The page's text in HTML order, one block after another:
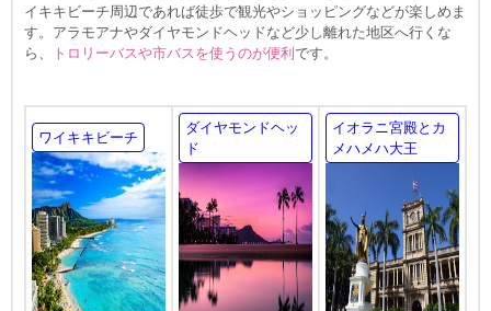
イキキビーチ周辺であれば徒歩で観光やショッピングなどが楽しめま
す。アラモアナやダイヤモンドヘッドなど少し離れた地区へ行くな
ら、
トロリーバスや市バスを使うのが便利です。
ワイキキビーチ
ダイヤモンドヘッ
ド
イオラニ宮殿とカ
メハメハ大王